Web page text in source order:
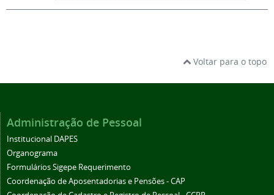
Voltar para o topo
Administração de Pessoal
Institucional DAPES
Organograma
Formulários Sigepe Requerimento
Coordenação de Aposentadorias e Pensões - CAP